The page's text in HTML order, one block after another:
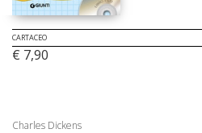
CARTACEO
€ 7,90
Charles Dickens